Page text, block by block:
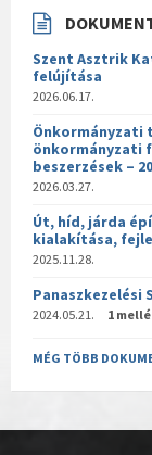
Szent Asztrik
felújítása
2026.06.17.
Önkormányzati
önkormányzati
beszerzések –
2026.03.27.
Út, híd, járda
kialakítása,
2025.11.28.
Panaszkezelési
2024.05.21. 1
MÉG TÖBB